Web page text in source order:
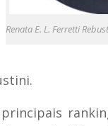
Renata E. L. Ferretti